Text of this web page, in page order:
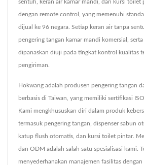
sentuh, keran air kamar mandi, dan kursi toilet
dengan remote control, yang memenuhi
dijual ke 96 negara. Setiap keran air tanpa
pengering tangan kamar mandi komersial,
dipanaskan diuji pada tingkat kontrol kualitas
pengiriman.
Hokwang adalah produsen pengering tangan
berbasis di Taiwan, yang memiliki sertifikasi
Kami mengkhususkan diri dalam produk
termasuk pengering tangan, dispenser sabun
katup flush otomatis, dan kursi toilet pintar.
dan ODM adalah salah satu spesialisasi kami.
menyederhanakan manajemen fasilitas